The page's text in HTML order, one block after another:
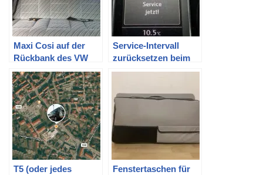
Maxi Cosi auf der
Rückbank des VW
Bus T3
Service-Intervall
zurücksetzen beim
VW T5 T5.2 und T6
T5 (oder jedes
Fenstertaschen für